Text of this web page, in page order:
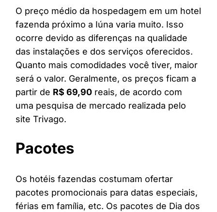
O preço médio da hospedagem em um hotel
fazenda próximo a Iúna varia muito. Isso
ocorre devido as diferenças na qualidade
das instalações e dos serviços oferecidos.
Quanto mais comodidades você tiver, maior
será o valor. Geralmente, os preços ficam a
partir de R$ 69,90 reais, de acordo com
uma pesquisa de mercado realizada pelo
site Trivago.
Pacotes
Os hotéis fazendas costumam ofertar
pacotes promocionais para datas especiais,
férias em família, etc. Os pacotes de Dia dos